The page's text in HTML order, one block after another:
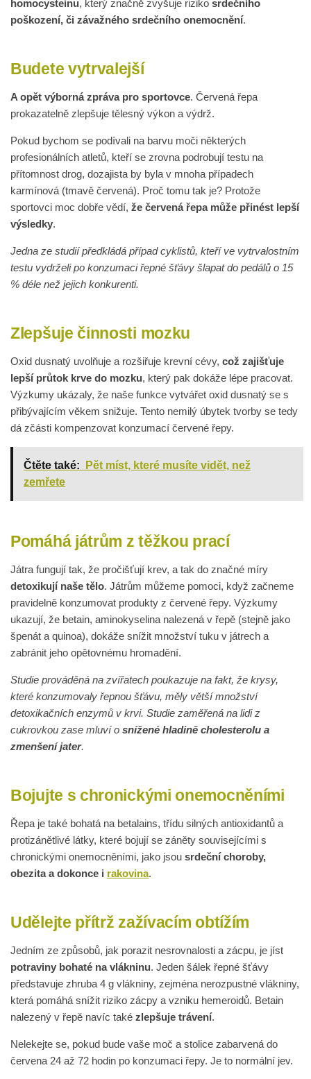
homocysteinu, který značně zvyšuje riziko srdečního
poškození, či závažného srdečního onemocnění.
Budete vytrvalejší
A opět výborná zpráva pro sportovce. Červená řepa
prokazatelně zlepšuje tělesný výkon a výdrž.
Pokud bychom se podívali na barvu moči některých
profesionálních atletů, kteří se zrovna podrobují testu na
přítomnost drog, dozajista by byla v mnoha případech
karmínová (tmavě červená). Proč tomu tak je? Protože
sportovci moc dobře vědí, že červená řepa může přinést lepší
výsledky.
Jedna ze studií předkládá případ cyklistů, kteří ve vytrvalostním
testu vydrželi po konzumaci řepné šťávy šlapat do pedálů o 15
% déle než jejich konkurenti.
Zlepšuje činnosti mozku
Oxid dusnatý uvolňuje a rozšiřuje krevní cévy, což zajišťuje
lepší průtok krve do mozku, který pak dokáže lépe pracovat.
Výzkumy ukázaly, že naše funkce vytvářet oxid dusnatý se s
přibývajícím věkem snižuje. Tento nemilý úbytek tvorby se tedy
dá zčásti kompenzovat konzumací červené řepy.
Čtěte také:
Pět míst, které musíte vidět, než
zemřete
Pomáhá játrům z těžkou prací
Játra fungují tak, že pročišťují krev, a tak do značné míry
detoxikují naše tělo. Játrům můžeme pomoci, když začneme
pravidelně konzumovat produkty z červené řepy. Výzkumy
ukazují, že betain, aminokyselina nalezená v řepě (stejně jako
špenát a quinoa), dokáže snížit množství tuku v játrech a
zabránit jeho opětovnému hromadění.
Studie prováděná na zvířatech poukazuje na fakt, že krysy,
které konzumovaly řepnou šťávu, měly větší množství
detoxikačních enzymů v krvi. Studie zaměřená na lidi z
cukrovkou zase mluví o snížené hladině cholesterolu a
zmenšení jater.
Bojujte s chronickými onemocněními
Řepa je také bohatá na betalains, třídu silných antioxidantů a
protizánětlivé látky, které bojují se záněty souvisejícími s
chronickými onemocněními, jako jsou srdeční choroby,
obezita a dokonce i rakovina.
Udělejte přítrž zažívacím obtížím
Jedním ze způsobů, jak porazit nesrovnalosti a zácpu, je jíst
potraviny bohaté na vlákninu. Jeden šálek řepné šťávy
představuje zhruba 4 g vlákniny, zejména nerozpustné vlákniny,
která pomáhá snížit riziko zácpy a vzniku hemeroidů. Betain
nalezený v řepě navíc také zlepšuje trávení.
Nelekejte se, pokud bude vaše moč a stolice zabarvená do
červena 24 až 72 hodin po konzumaci řepy. Je to normální jev.